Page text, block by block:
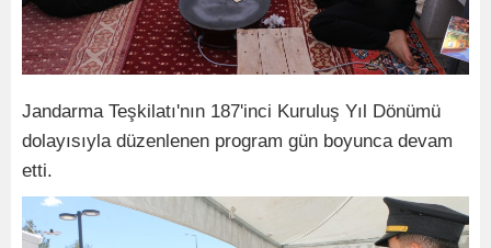
Jandarma Teşkilatı'nın 187'inci Kuruluş Yıl Dönümü
dolayısıyla düzenlenen program gün boyunca devam
etti.